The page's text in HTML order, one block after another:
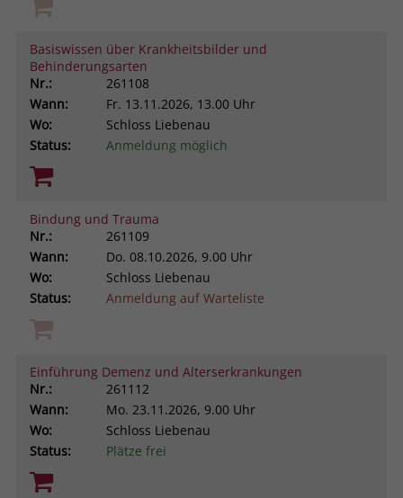
Basiswissen über Krankheitsbilder und
Behinderungsarten
Nr.:
261108
Wann:
Fr. 13.11.2026, 13.00 Uhr
Wo:
Schloss Liebenau
Status:
Anmeldung möglich
Bindung und Trauma
Nr.:
261109
Wann:
Do. 08.10.2026, 9.00 Uhr
Wo:
Schloss Liebenau
Status:
Anmeldung auf Warteliste
Einführung Demenz und Alterserkrankungen
Nr.:
261112
Wann:
Mo. 23.11.2026, 9.00 Uhr
Wo:
Schloss Liebenau
Status:
Plätze frei
Name PHPSESSID
Anbieter stiftung-liebenau.de
Laufzeit Session
Zweck
Zweck
Dadurch wird gewährleistet, dass
Aktionen, die bei späteren Besuchen
derselben Website durchgeführt
werden, mit derselben
Benutzerkennung verknüpft werden.
Name
Anbieter www.clarity.ms
Laufzeit 1 Jahr
Microsoft Clarity setzt dieses Cookie,
Sitzungsaufzeichnung
zusammenzufassen.